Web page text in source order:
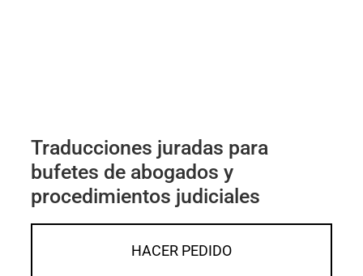
Traducciones juradas para
bufetes de abogados y
procedimientos judiciales
HACER PEDIDO